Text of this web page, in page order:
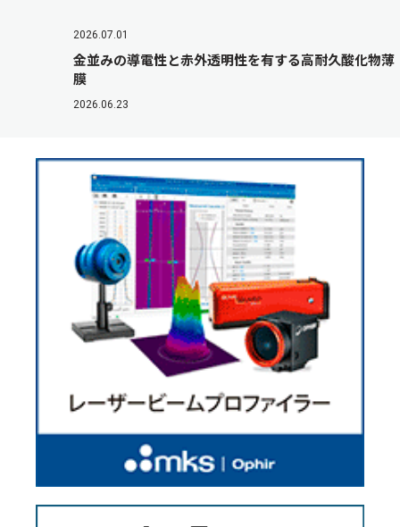
2026.07.01
金並みの導電性と赤外透明性を有する高耐久酸化物薄
膜
2026.06.23